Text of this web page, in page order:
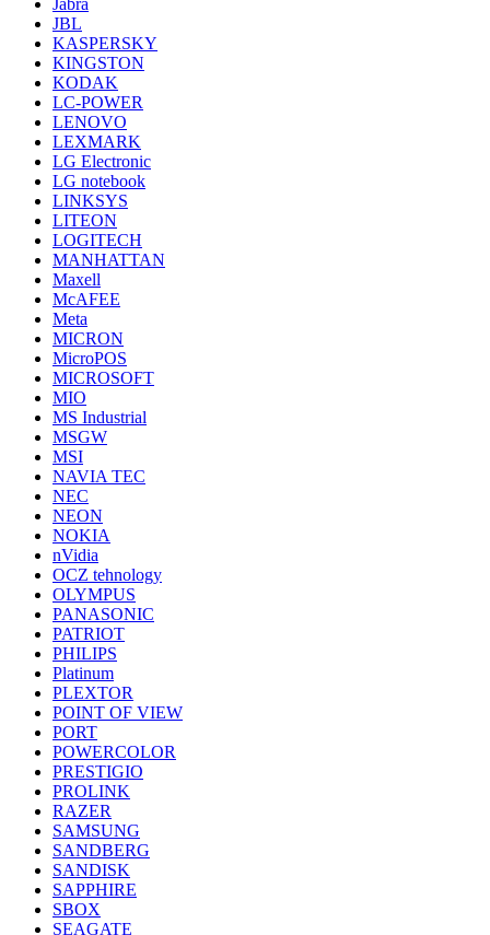
Jabra
JBL
KASPERSKY
KINGSTON
KODAK
LC-POWER
LENOVO
LEXMARK
LG Electronic
LG notebook
LINKSYS
LITEON
LOGITECH
MANHATTAN
Maxell
McAFEE
Meta
MICRON
MicroPOS
MICROSOFT
MIO
MS Industrial
MSGW
MSI
NAVIA TEC
NEC
NEON
NOKIA
nVidia
OCZ tehnology
OLYMPUS
PANASONIC
PATRIOT
PHILIPS
Platinum
PLEXTOR
POINT OF VIEW
PORT
POWERCOLOR
PRESTIGIO
PROLINK
RAZER
SAMSUNG
SANDBERG
SANDISK
SAPPHIRE
SBOX
SEAGATE